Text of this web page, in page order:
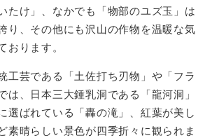
たけ」、なかでも「物部のユズ玉」は
り、その他にも沢山の作物を温暖な気
おります。
工芸である「土佐打ち刃物」や「フラ
は、日本三大鍾乳洞である「龍河洞」
選ばれている「轟の滝」、紅葉が美し
素晴らしい景色が四季折々に観られま